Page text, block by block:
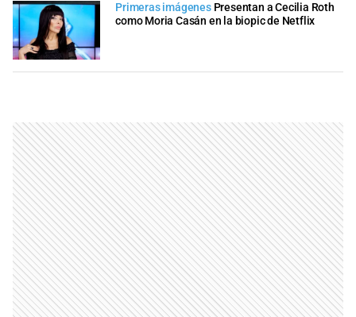
Primeras imágenes Presentan a Cecilia Roth
como Moria Casán en la biopic de Netflix